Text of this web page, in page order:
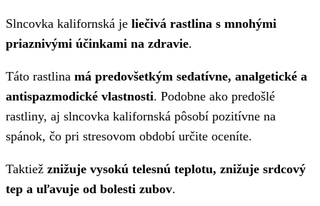
Slncovka kalifornská je liečivá rastlina s mnohými
priaznivými účinkami na zdravie.
Táto rastlina má predovšetkým sedatívne, analgetické a
antispazmodické vlastnosti. Podobne ako predošlé
rastliny, aj slncovka kalifornská pôsobí pozitívne na
spánok, čo pri stresovom období určite oceníte.
Taktiež znižuje vysokú telesnú teplotu, znižuje srdcový
tep a uľavuje od bolesti zubov.